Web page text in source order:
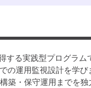
する実践型プログラ
の運用監視設計を学
築・保守運用までを